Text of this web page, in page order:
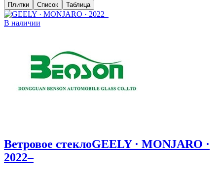
Плитки Список Таблица
В наличии
Ветровое стеклоGEELY · MONJARO ·
2022–